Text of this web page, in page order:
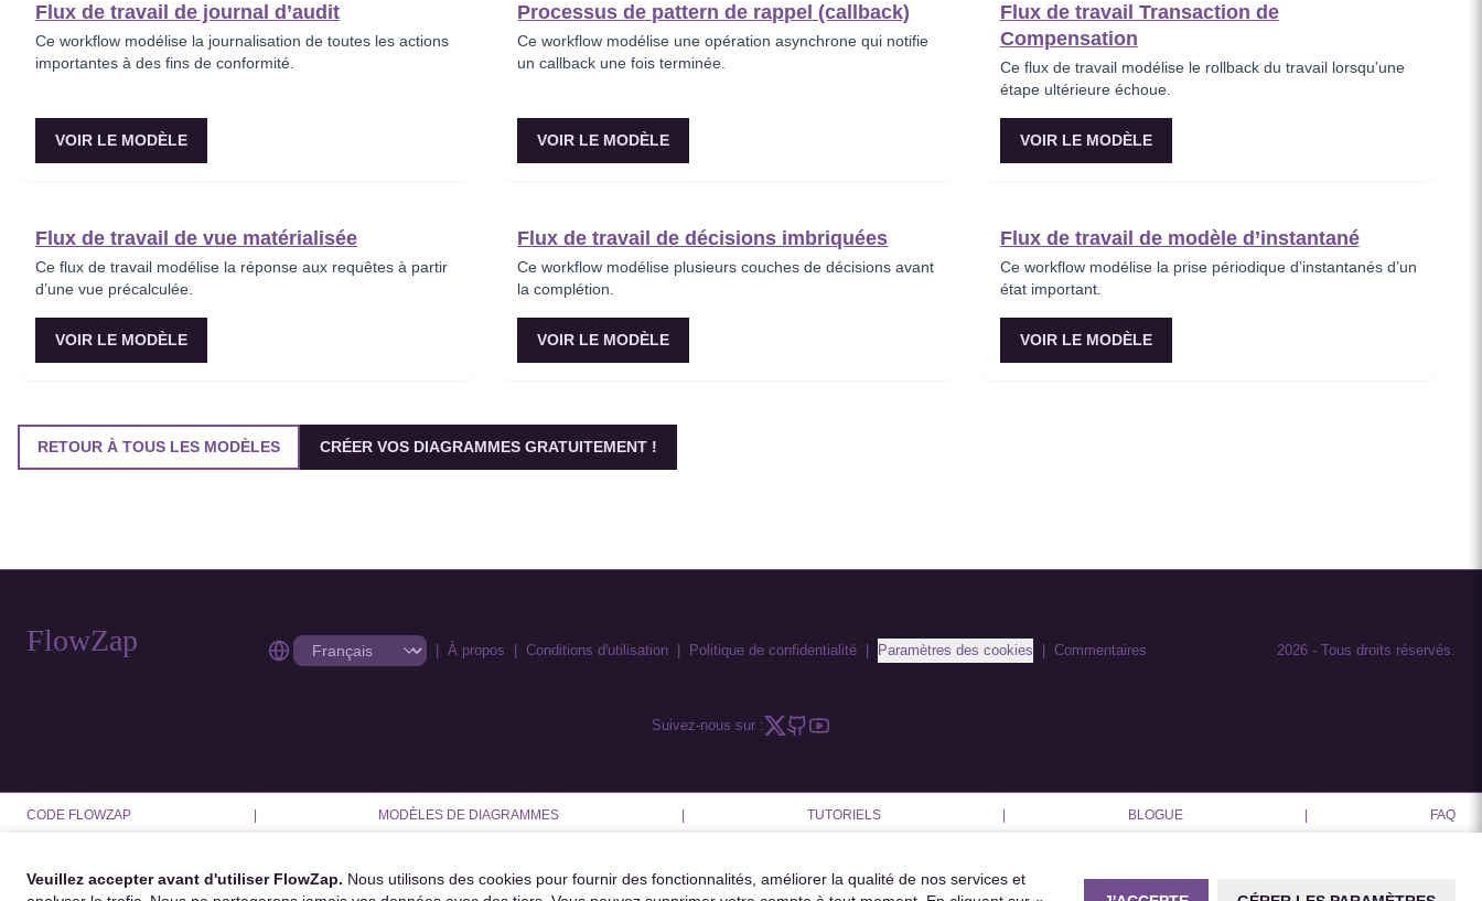
Flux de travail de journal d’audit
Ce workflow modélise la journalisation de toutes les actions
importantes à des fins de conformité.
VOIR LE MODÈLE
Processus de pattern de rappel (callback)
Ce workflow modélise une opération asynchrone qui notifie
un callback une fois terminée.
VOIR LE MODÈLE
Flux de travail Transaction de
Compensation
Ce flux de travail modélise le rollback du travail lorsqu'une
étape ultérieure échoue.
VOIR LE MODÈLE
Flux de travail de vue matérialisée
Ce flux de travail modélise la réponse aux requêtes à partir
d’une vue précalculée.
VOIR LE MODÈLE
Flux de travail de décisions imbriquées
Ce workflow modélise plusieurs couches de décisions avant
la complétion.
VOIR LE MODÈLE
Flux de travail de modèle d’instantané
Ce workflow modélise la prise périodique d’instantanés d’un
état important.
VOIR LE MODÈLE
RETOUR À TOUS LES MODÈLES CRÉER VOS DIAGRAMMES GRATUITEMENT !
FlowZap | À propos | Conditions d'utilisation | Politique de confidentialité | Paramètres des cookies | Commentaires 2026 - Tous droits réservés.
Suivez-nous sur :
Veuillez accepter avant d'utiliser FlowZap. Nous utilisons des cookies pour fournir des fonctionnalités, améliorer la qualité de nos services et
CODE FLOWZAP MODÈLES DE DIAGRAMMES TUTORIELS BLOGUE FAQ